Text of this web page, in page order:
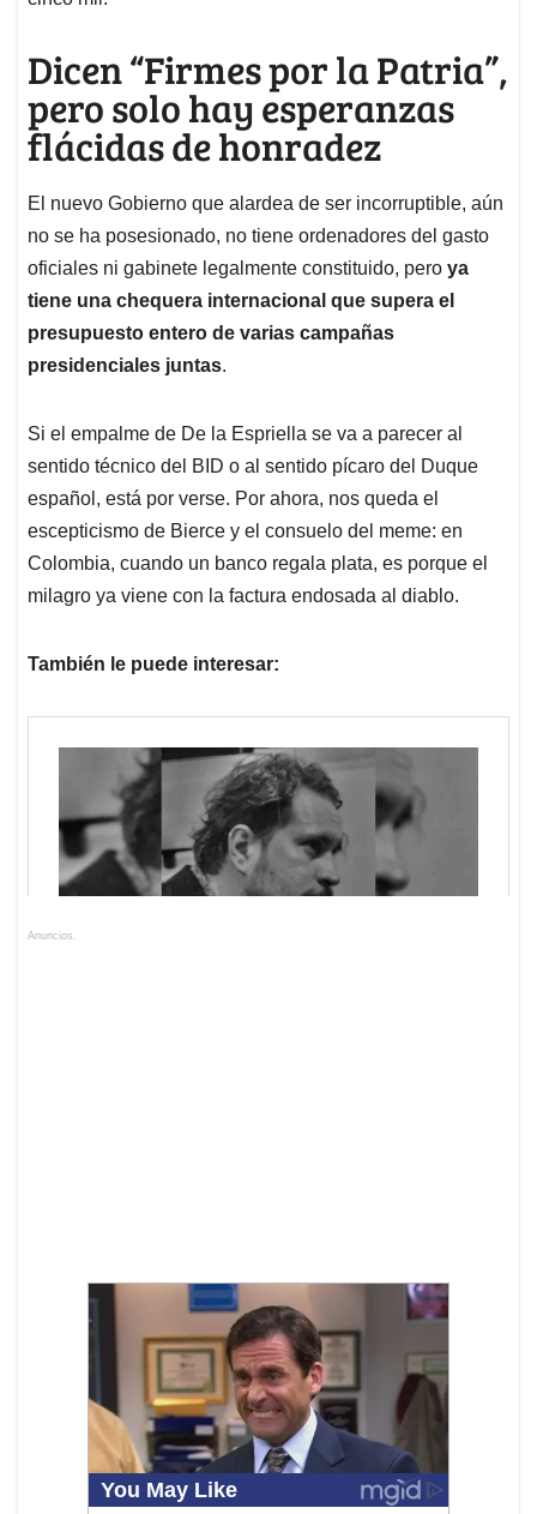
Dicen “Firmes por la Patria”,
pero solo hay esperanzas
flácidas de honradez
El nuevo Gobierno que alardea de ser incorruptible, aún
no se ha posesionado, no tiene ordenadores del gasto
oficiales ni gabinete legalmente constituido, pero ya
tiene una chequera internacional que supera el
presupuesto entero de varias campañas
presidenciales juntas.
Si el empalme de De la Espriella se va a parecer al
sentido técnico del BID o al sentido pícaro del Duque
español, está por verse. Por ahora, nos queda el
escepticismo de Bierce y el consuelo del meme: en
Colombia, cuando un banco regala plata, es porque el
milagro ya viene con la factura endosada al diablo.
También le puede interesar:
Anuncios.